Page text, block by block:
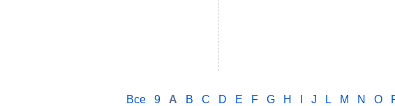
Все 9 A B C D E F G H J L M N O